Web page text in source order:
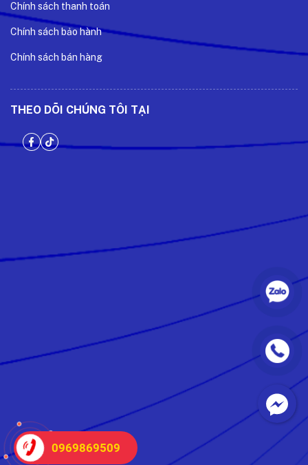
Chính sách thanh toán
Chính sách bảo hành
Chính sách bán hàng
THEO DÕI CHÚNG TÔI TẠI
0969869509